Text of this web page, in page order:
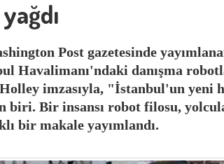
Post gazetesinde
Havalimanı'ndaki danışma
imzasıyla, "İstanbul'un yeni
biri. Bir insansı robot filosu,
bir makale yayımlandı.